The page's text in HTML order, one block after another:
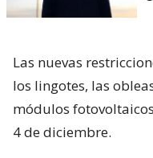
Las nuevas
los lingotes, las
módulos
4 de diciembre.